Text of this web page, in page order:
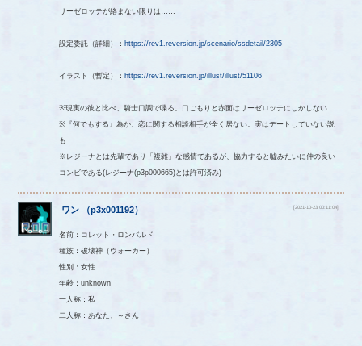
リーゼロッテが絡まない限りは……
設定委託（詳細）： https://rev1.reversion.jp/scenario/ssdetail/2305
イラスト（暫定）： https://rev1.reversion.jp/illust/illust/51106
※現実の彼と比べ、騎士口調で喋る。口ごもりと赤面はリーゼロッテにしかしない
※『何でもする』為か、恋に関する相談相手が全く居ない。実はデートしていない説
も
※レジーナとは先輩であり「複雑」な感情であるが、協力すると嘘みたいに仲の良い
コンビである(レジーナ(p3p000665)とは許可済み)
ワン （p3x001192） [2021-10-23 00:11:04]
名前：コレット・ロンバルド
種族：破壊神（ウォーカー）
性別：女性
年齢：unknown
一人称：私
二人称：あなた、～さん